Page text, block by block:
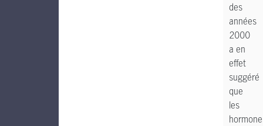
des
années
2000
a en
effet
suggéré
que
les